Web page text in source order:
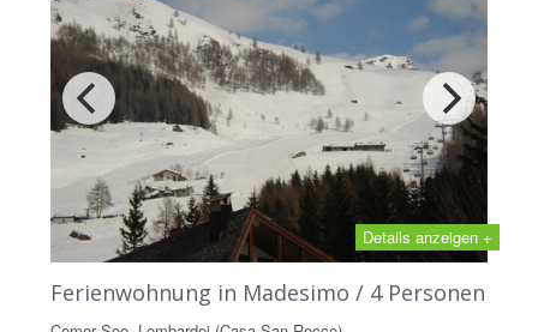
Details anzeigen +
Ferienwohnung in Madesimo / 4 Personen